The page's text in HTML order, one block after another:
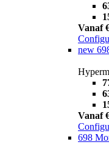
Vanaf
new
Vanaf
698